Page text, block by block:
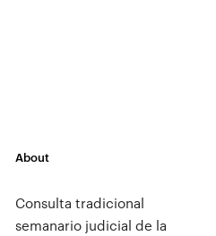
About
Consulta tradicional
semanario judicial de la